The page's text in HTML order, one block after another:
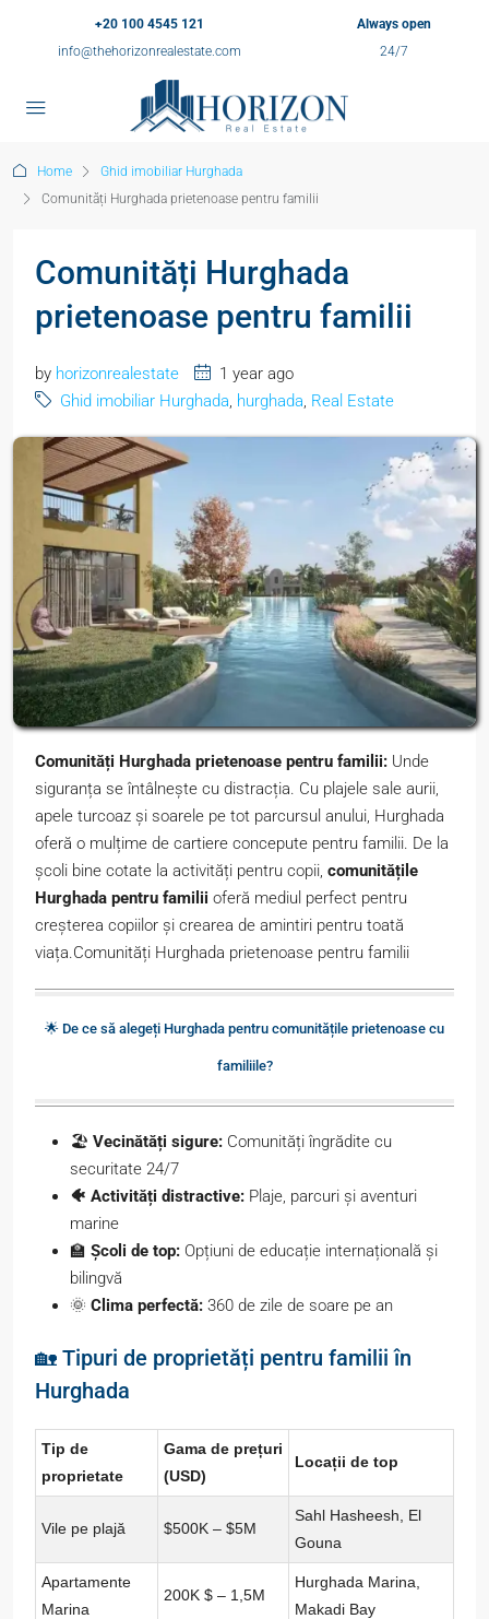
+20 100 4545 121
info@thehorizonrealestate.com
Always open
24/7
Home
Ghid imobiliar Hurghada
Comunități Hurghada prietenoase pentru familii
Comunități Hurghada
prietenoase pentru familii
by horizonrealestate
1 year ago
Ghid imobiliar Hurghada, hurghada, Real Estate
Comunități Hurghada prietenoase pentru familii: Unde
siguranța se întâlnește cu distracția. Cu plajele sale aurii,
apele turcoaz și soarele pe tot parcursul anului, Hurghada
oferă o mulțime de cartiere concepute pentru familii. De la
școli bine cotate la activități pentru copii, comunitățile
Hurghada pentru familii oferă mediul perfect pentru
creșterea copiilor și crearea de amintiri pentru toată
viața.Comunități Hurghada prietenoase pentru familii
🌟 De ce să alegeți Hurghada pentru comunitățile prietenoase cu
familiile?
🏖️ Vecinătăți sigure: Comunități îngrădite cu
securitate 24/7
🐠 Activități distractive: Plaje, parcuri și aventuri
marine
🏫 Școli de top: Opțiuni de educație internațională și
bilingvă
🌞 Clima perfectă: 360 de zile de soare pe an
🏡 Tipuri de proprietăți pentru familii în
Hurghada
Tip de
proprietate
Gama de prețuri
(USD)
Locații de top
Vile pe plajă $500K – $5M
Sahl Hasheesh, El
Gouna
Apartamente
Marina
200K $ – 1,5M
Hurghada Marina,
Makadi Bay